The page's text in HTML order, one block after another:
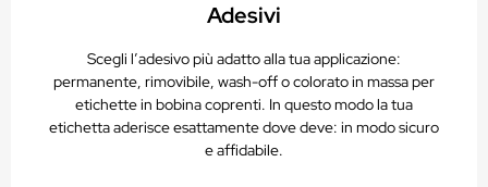
Adesivi
Scegli l’adesivo più adatto alla tua applicazione:
permanente, rimovibile, wash-off o colorato in massa per
etichette in bobina coprenti. In questo modo la tua
etichetta aderisce esattamente dove deve: in modo sicuro
e affidabile.